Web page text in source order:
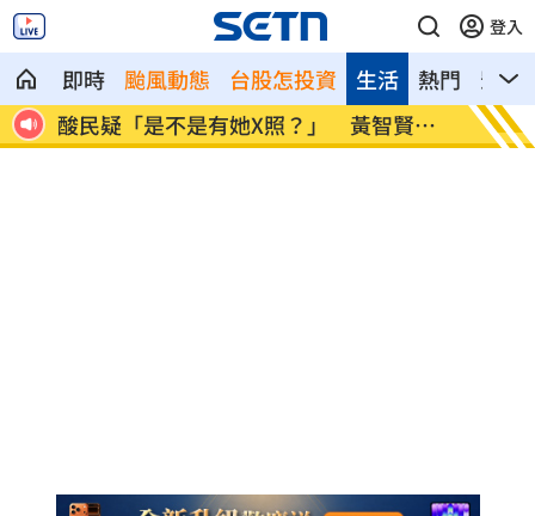
登入
即時 颱風動態 台股怎投資 熱門 影音
生活
歐洲最強情報機關 007英國MI6狠甩法奪
冠
2026
灣